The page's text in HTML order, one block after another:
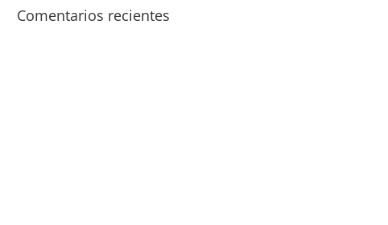
Comentarios recientes